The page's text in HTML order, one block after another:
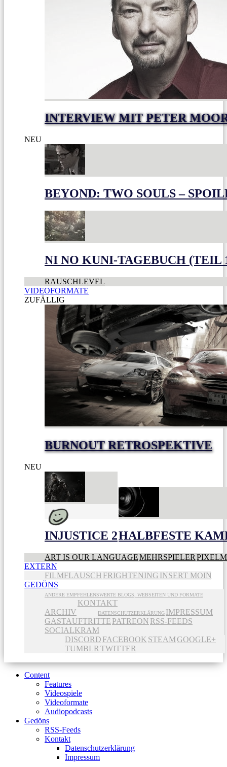
INTERVIEW MIT PETER
NEU
BEYOND: TWO SOULS –
NI NO KUNI-TAGEBUCH (TEIL
RAUSCHLEVEL
VIDEOFORMATE
ZUFÄLLIG
BURNOUT RETROSPEKTIVE
NEU
INJUSTICE 2HALBFESTE
ART IS OUR LANGUAGEMEHRSPIELER
EXTERN
FILMFLAUSCH FRIGHTENING INSERT MOIN
GEDÖNS
ANDERE EMPFEHLENSWERTE BLOGS, WEBSEITEN UND FORMATE
ARCHIV
KONTAKT
DATENSCHUTZERKLÄRUNG IMPRESSUM
GASTAUFTRITTE PATREON RSS-FEEDS
SOCIALKRAM
DISCORD FACEBOOK STEAMGOOGLE+
TUMBLR TWITTER
Content
Features
Videospiele
Videoformate
Audiopodcasts
Gedöns
RSS-Feeds
Kontakt
Datenschutzerklärung
Impressum